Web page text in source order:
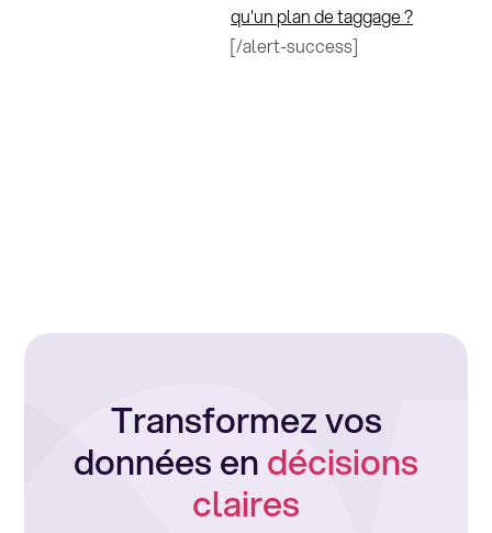
qu'un plan de taggage ?
[/alert-success]
Transformez vos
données endécisions
claires